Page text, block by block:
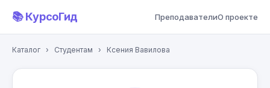
📚 КурсоГид ПреподавателиО проекте
Каталог › Студентам › Ксения Вавилова